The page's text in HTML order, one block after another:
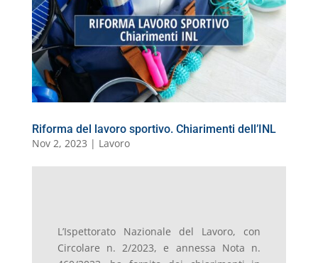
Riforma del lavoro sportivo. Chiarimenti dell’INL
Nov 2, 2023 | Lavoro
L’Ispettorato Nazionale del Lavoro, con
Circolare n. 2/2023, e annessa Nota n.